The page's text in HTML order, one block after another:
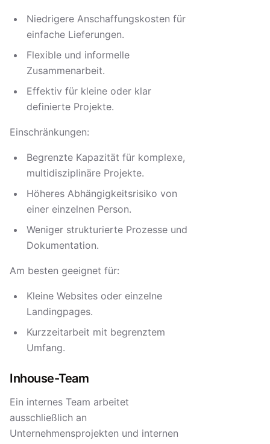
Niedrigere Anschaffungskosten für
einfache Lieferungen.
Flexible und informelle
Zusammenarbeit.
Effektiv für kleine oder klar
definierte Projekte.
Einschränkungen:
Begrenzte Kapazität für komplexe,
multidisziplinäre Projekte.
Höheres Abhängigkeitsrisiko von
einer einzelnen Person.
Weniger strukturierte Prozesse und
Dokumentation.
Am besten geeignet für:
Kleine Websites oder einzelne
Landingpages.
Kurzzeitarbeit mit begrenztem
Umfang.
Inhouse-Team
Ein internes Team arbeitet
ausschließlich an
Unternehmensprojekten und internen